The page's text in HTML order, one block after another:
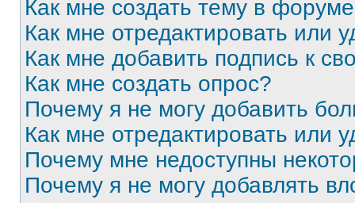
Как мне создать тему в
Как мне отредактировать или
Как мне добавить подпись к
Как мне создать опрос?
Почему я не могу добавить
Как мне отредактировать или
Почему мне недоступны
Почему я не могу добавлять